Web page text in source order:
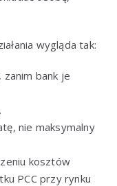
wygląda tak:
bank je
nie maksymalny
kosztów
PCC przy rynku